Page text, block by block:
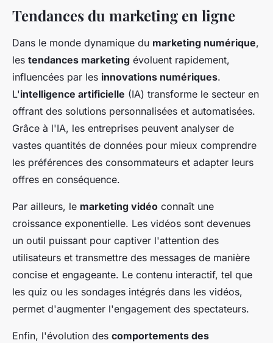
Tendances du marketing en ligne
Dans le monde dynamique du marketing numérique,
les tendances marketing évoluent rapidement,
influencées par les innovations numériques.
L'intelligence artificielle (IA) transforme le secteur en
offrant des solutions personnalisées et automatisées.
Grâce à l'IA, les entreprises peuvent analyser de
vastes quantités de données pour mieux comprendre
les préférences des consommateurs et adapter leurs
offres en conséquence.
Par ailleurs, le marketing vidéo connaît une
croissance exponentielle. Les vidéos sont devenues
un outil puissant pour captiver l'attention des
utilisateurs et transmettre des messages de manière
concise et engageante. Le contenu interactif, tel que
les quiz ou les sondages intégrés dans les vidéos,
permet d'augmenter l'engagement des spectateurs.
Enfin, l'évolution des comportements des